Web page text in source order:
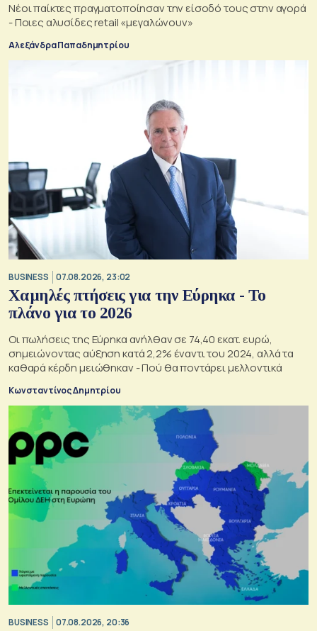
Νέοι παίκτες πραγματοποίησαν την είσοδό τους στην αγορά
- Ποιες αλυσίδες retail «μεγαλώνουν»
Αλεξάνδρα Παπαδημητρίου
BUSINESS 07.08.2026, 23:02
Χαμηλές πτήσεις για την Εύρηκα - Το
πλάνο για το 2026
Οι πωλήσεις της Εύρηκα ανήλθαν σε 74,40 εκατ. ευρώ,
σημειώνοντας αύξηση κατά 2,2% έναντι του 2024, αλλά τα
καθαρά κέρδη μειώθηκαν - Πού θα ποντάρει μελλοντικά
Κωνσταντίνος Δημητρίου
BUSINESS 07.08.2026, 20:36